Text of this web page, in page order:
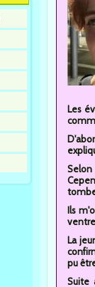
Les
Ils
La
pu
Suite